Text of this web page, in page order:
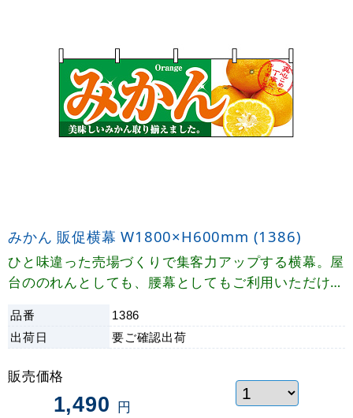
みかん 販促横幕 W1800×H600mm (1386)
ひと味違った売場づくりで集客力アップする横幕。屋
台ののれんとしても、腰幕としてもご利用いただけま
品番 1386
出荷日 要ご確認出荷
販売価格
1,490 円